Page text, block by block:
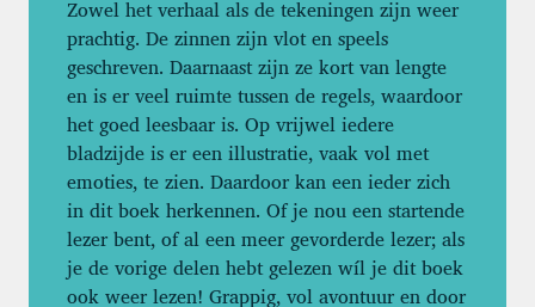
Zowel het verhaal als de tekeningen zijn weer
prachtig. De zinnen zijn vlot en speels
geschreven. Daarnaast zijn ze kort van lengte
en is er veel ruimte tussen de regels, waardoor
het goed leesbaar is. Op vrijwel iedere
bladzijde is er een illustratie, vaak vol met
emoties, te zien. Daardoor kan een ieder zich
in dit boek herkennen. Of je nou een startende
lezer bent, of al een meer gevorderde lezer; als
je de vorige delen hebt gelezen wíl je dit boek
ook weer lezen! Grappig, vol avontuur en door